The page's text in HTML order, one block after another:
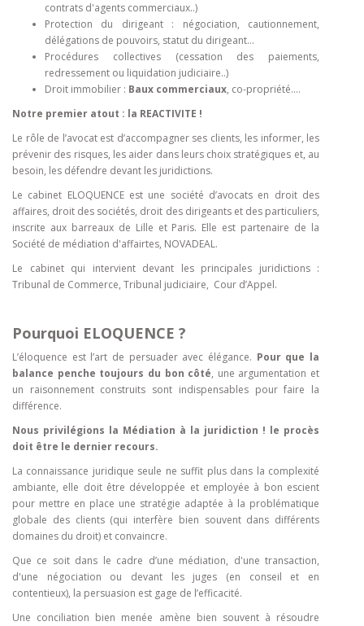
contrats d'agents commerciaux..)
Protection du dirigeant : négociation, cautionnement,
délégations de pouvoirs, statut du dirigeant…
Procédures collectives (cessation des paiements,
redressement ou liquidation judiciaire..)
Droit immobilier : Baux commerciaux, co-propriété....
Notre premier atout : la REACTIVITE !
Le rôle de l’avocat est d’accompagner ses clients, les informer, les
prévenir des risques, les aider dans leurs choix stratégiques et, au
besoin, les défendre devant les juridictions.
Le cabinet ELOQUENCE est une société d’avocats en droit des
affaires, droit des sociétés, droit des dirigeants et des particuliers,
inscrite aux barreaux de Lille et Paris. Elle est partenaire de la
Société de médiation d'affairtes, NOVADEAL.
Le cabinet qui intervient devant les principales juridictions :
Tribunal de Commerce, Tribunal judiciaire, Cour d’Appel.
Pourquoi ELOQUENCE ?
L’éloquence est l’art de persuader avec élégance. Pour que la
balance penche toujours du bon côté, une argumentation et
un raisonnement construits sont indispensables pour faire la
différence.
Nous privilégions la Médiation à la juridiction ! le procès
doit être le dernier recours.
La connaissance juridique seule ne suffit plus dans la complexité
ambiante, elle doit être développée et employée à bon escient
pour mettre en place une stratégie adaptée à la problématique
globale des clients (qui interfère bien souvent dans différents
domaines du droit) et convaincre.
Que ce soit dans le cadre d’une médiation, d'une transaction,
d'une négociation ou devant les juges (en conseil et en
contentieux), la persuasion est gage de l’efficacité.
Une conciliation bien menée amène bien souvent à résoudre